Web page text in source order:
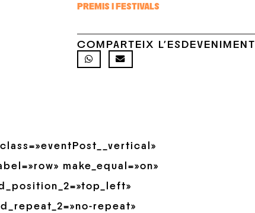
PREMIS I FESTIVALS
COMPARTEIX L'ESDEVENIMENT
make_equal=»on»
repeat»